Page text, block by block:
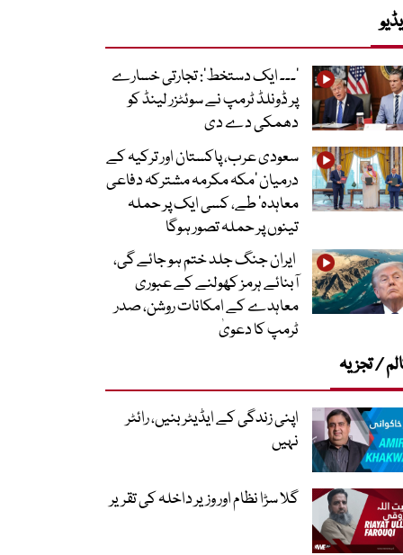
’۔۔۔ ایک دستخط‘: تجارتی خسارے
پر ڈونلڈ ٹرمپ نے سوئٹزر لینڈ کو
دھمکی دے دی
سعودی عرب، پاکستان اور ترکیہ کے
درمیان ’مکہ مکرمہ مشترکہ دفاعی
معاہدہ‘ طے، کسی ایک پر حملہ
تینوں پر حملہ تصور ہوگا
ایران جنگ جلد ختم ہو جائے گی،
آبنائے ہرمز کھولنے کے عبوری
معاہدے کے امکانات روشن، صدر
ٹرمپ کا دعویٰ
/ تجزیہ
اپنی زندگی کے ایڈیٹر بنیں، رائٹر
نہیں
گلا سڑا نظام اور وزیر داخلہ کی تقریر